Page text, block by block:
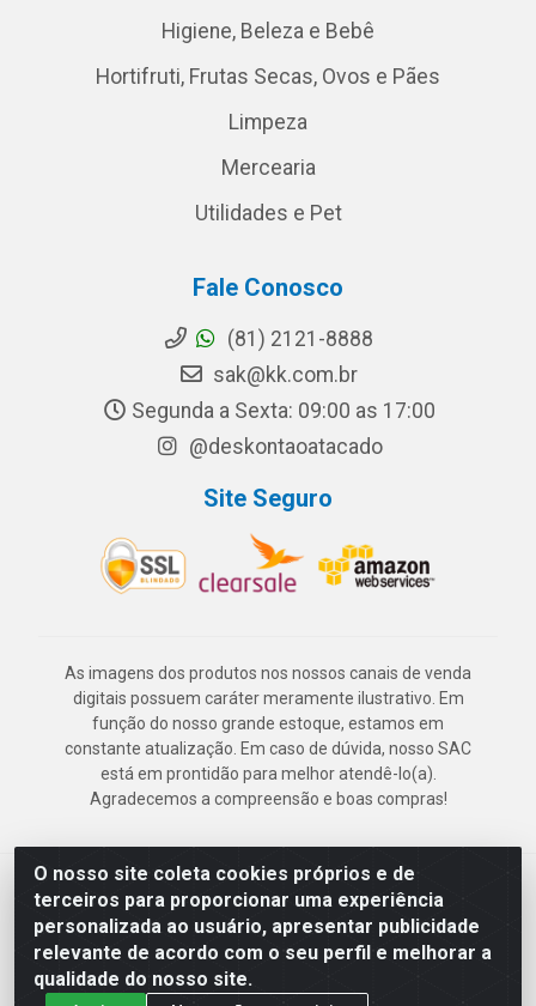
O nosso site coleta cookies próprios e de
terceiros para proporcionar uma experiência
personalizada ao usuário, apresentar publicidade
relevante de acordo com o seu perfil e melhorar a
qualidade do nosso site.
Higiene, Beleza e Bebê
Hortifruti, Frutas Secas, Ovos e Pães
Limpeza
Mercearia
Utilidades e Pet
Fale Conosco
(81) 2121-8888
sak@kk.com.br
Segunda a Sexta: 09:00 as 17:00
@deskontaoatacado
Site Seguro
As imagens dos produtos nos nossos canais de venda
digitais possuem caráter meramente ilustrativo. Em
função do nosso grande estoque, estamos em
constante atualização. Em caso de dúvida, nosso SAC
está em prontidão para melhor atendê-lo(a).
Agradecemos a compreensão e boas compras!
Deskontão Atacado - Av. Marechal Mascarenhas de Morais, 2471 -
Imbiribeira - Recife/PE - CEP 51.150-001 - CNPJ 24.150.377/0003-
57